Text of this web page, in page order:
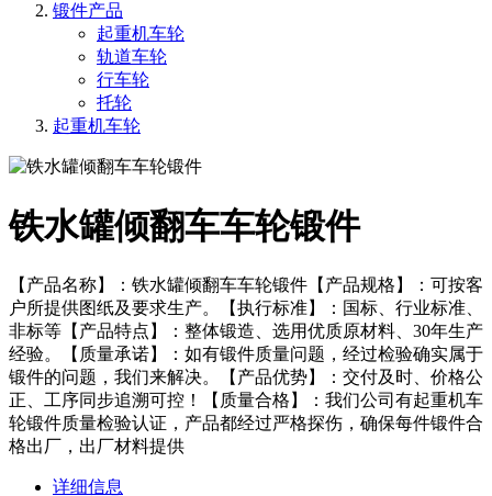
锻件产品
起重机车轮
轨道车轮
行车轮
托轮
起重机车轮
铁水罐倾翻车车轮锻件
【产品名称】：铁水罐倾翻车车轮锻件【产品规格】：可按客
户所提供图纸及要求生产。【执行标准】：国标、行业标准、
非标等【产品特点】：整体锻造、选用优质原材料、30年生产
经验。【质量承诺】：如有锻件质量问题，经过检验确实属于
锻件的问题，我们来解决。【产品优势】：交付及时、价格公
正、工序同步追溯可控！【质量合格】：我们公司有起重机车
轮锻件质量检验认证，产品都经过严格探伤，确保每件锻件合
格出厂，出厂材料提供
详细信息